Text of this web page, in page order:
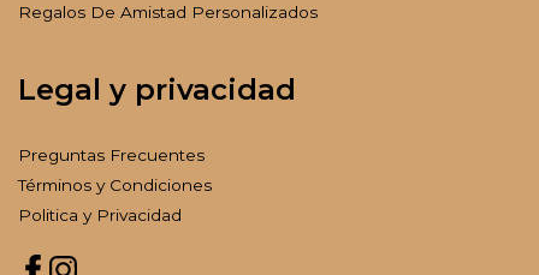
Regalos De Amistad Personalizados
Legal y privacidad
Preguntas Frecuentes
Términos y Condiciones
Politica y Privacidad